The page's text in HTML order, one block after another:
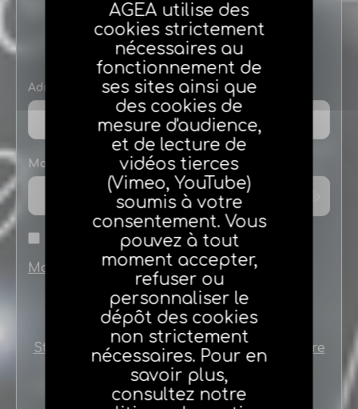
Identification
Adresse e-mail
Mot de passe
Se souvenir de moi
Mot de passe oublié
Stagiaires ou nouveaux agents créez votre
compte en cliquant ici
Le nouveau portail agéa est en ligne !
AGEA utilise des
cookies strictement
nécessaires au
fonctionnement de
ses sites ainsi que
des cookies de
mesure d'audience,
et de lecture de
vidéos tierces
(Vimeo, YouTube)
soumis à votre
consentement. Vous
pouvez à tout
moment accepter,
refuser ou
personnaliser le
dépôt des cookies
non strictement
nécessaires. Pour en
savoir plus,
consultez notre